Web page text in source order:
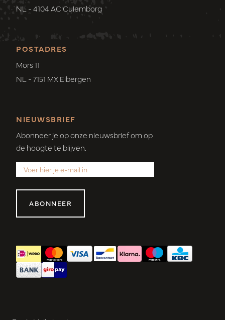
POSTADRES
Mors 11
NL - 7151 MX Eibergen
NL - 4104 AC Culemborg
NIEUWSBRIEF
Abonneer je op onze nieuwsbrief om op
de hoogte te blijven.
ABONNEER